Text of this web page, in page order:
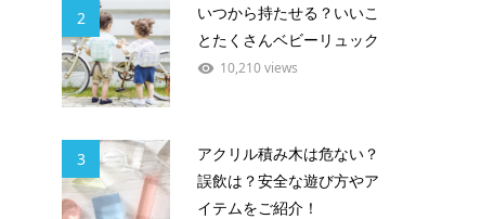
2
いつから持たせる？いいこ
とたくさんベビーリュック
10,210 views
3
アクリル積み木は危ない？
誤飲は？安全な遊び方やア
イテムをご紹介！